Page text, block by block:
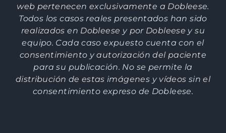
web pertenecen exclusivamente a Dobleese.
Todos los casos reales presentados han sido
realizados en Dobleese y por Dobleese y su
equipo. Cada caso expuesto cuenta con el
consentimiento y autorización del paciente
para su publicación. No se permite la
distribución de estas imágenes y vídeos sin el
consentimiento expreso de Dobleese.